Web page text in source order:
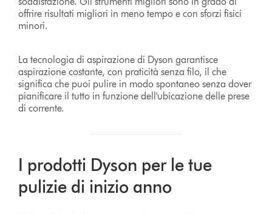
offrire risultati migliori in meno tempo e con sforzi fisici
minori.
La tecnologia di aspirazione di Dyson garantisce
aspirazione costante, con praticità senza filo, il che
significa che puoi pulire in modo spontaneo senza dover
pianificare il tutto in funzione dell'ubicazione delle prese
di corrente.
I prodotti Dyson per le tue
pulizie di inizio anno